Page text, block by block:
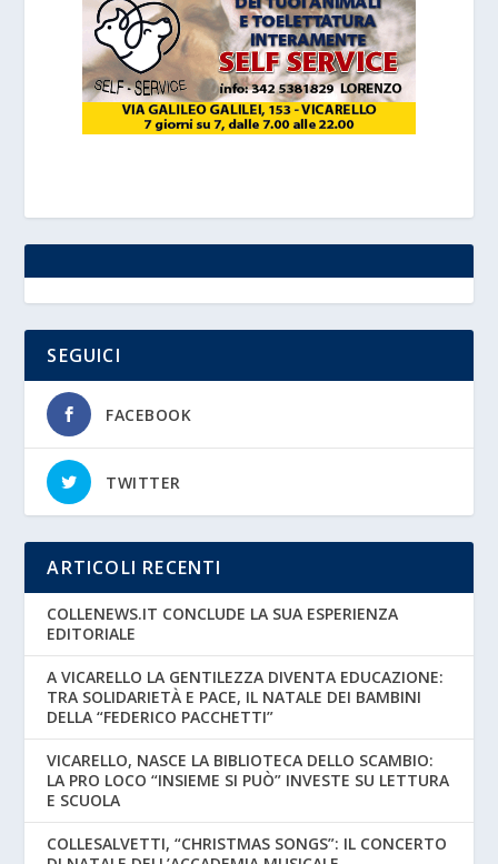
SEGUICI
FACEBOOK
TWITTER
ARTICOLI RECENTI
COLLENEWS.IT CONCLUDE LA SUA ESPERIENZA
EDITORIALE
A VICARELLO LA GENTILEZZA DIVENTA EDUCAZIONE:
TRA SOLIDARIETÀ E PACE, IL NATALE DEI BAMBINI
DELLA “FEDERICO PACCHETTI”
VICARELLO, NASCE LA BIBLIOTECA DELLO SCAMBIO:
LA PRO LOCO “INSIEME SI PUÒ” INVESTE SU LETTURA
E SCUOLA
COLLESALVETTI, “CHRISTMAS SONGS”: IL CONCERTO